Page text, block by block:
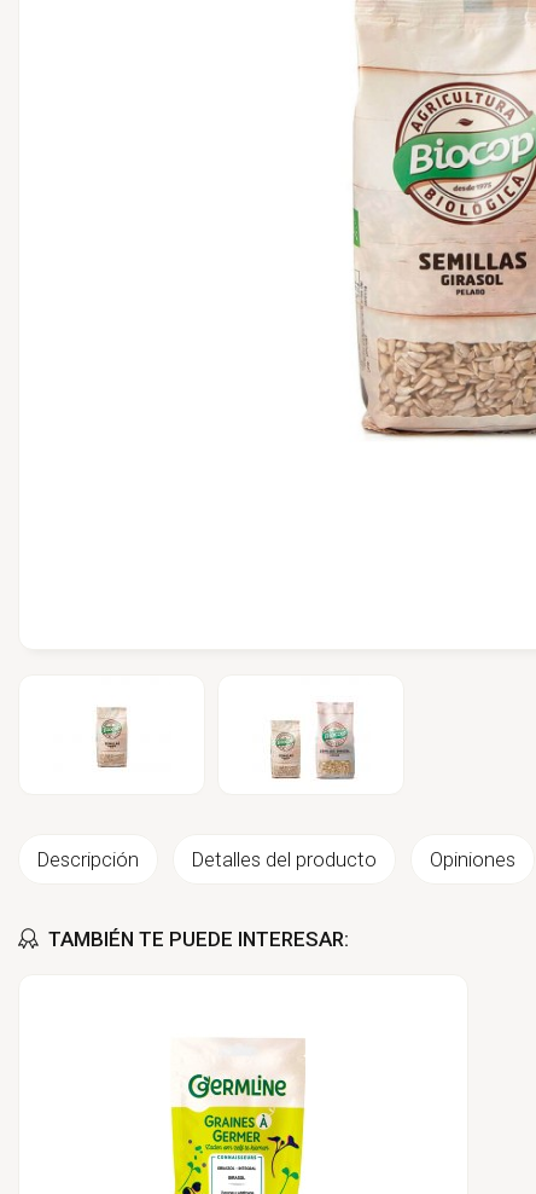
Descripción Detalles del producto Opiniones
TAMBIÉN TE PUEDE INTERESAR: